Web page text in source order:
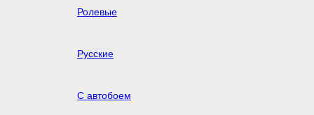
Ролевые
Русские
С автобоем